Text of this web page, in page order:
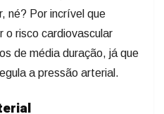
né? Por incrível que
o risco cardiovascular
de média duração, já que
a pressão arterial.